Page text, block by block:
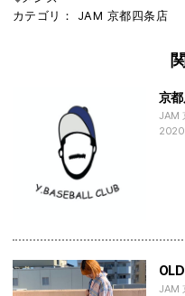
カテゴリ： JAM 京都四条店
京
JAM
JAM